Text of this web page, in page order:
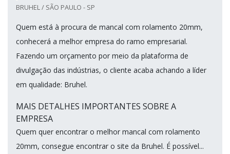
BRUHEL / SÃO PAULO - SP
Quem está à procura de mancal com rolamento 20mm,
conhecerá a melhor empresa do ramo empresarial.
Fazendo um orçamento por meio da plataforma de
divulgação das indústrias, o cliente acaba achando a líder
em qualidade: Bruhel.
MAIS DETALHES IMPORTANTES SOBRE A
EMPRESA
Quem quer encontrar o melhor mancal com rolamento
20mm, consegue encontrar o site da Bruhel. É possível...